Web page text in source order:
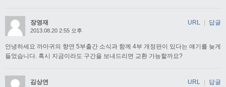
장영재
2013.08.20 2:55 오후
안녕하세요 까마귀의 향연 5부출간 소식과 함께 4부 개정판이 있다는 얘기를 늦게
들었습니다. 혹시 지금이라도 구간을 보내드리면 교환 가능할까요?
URL | 답글
김상연 URL 답글